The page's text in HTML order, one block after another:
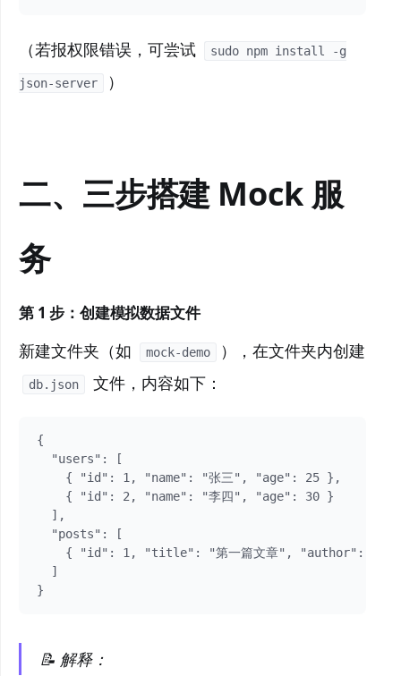
（若报权限错误，可尝试 sudo npm install -g
json-server ）
二、三步搭建 Mock 服
务
第 1 步：创建模拟数据文件
新建文件夹（如 mock-demo ），在文件夹内创建
db.json 文件，内容如下：
{
  "users": [
    { "id": 1, "name": "张三", "age": 25 },
    { "id": 2, "name": "李四", "age": 30 }
  ],
  "posts": [
{ "id": 1, "title": "第一篇文章", "author": "张
  ]
}
📝 解释：